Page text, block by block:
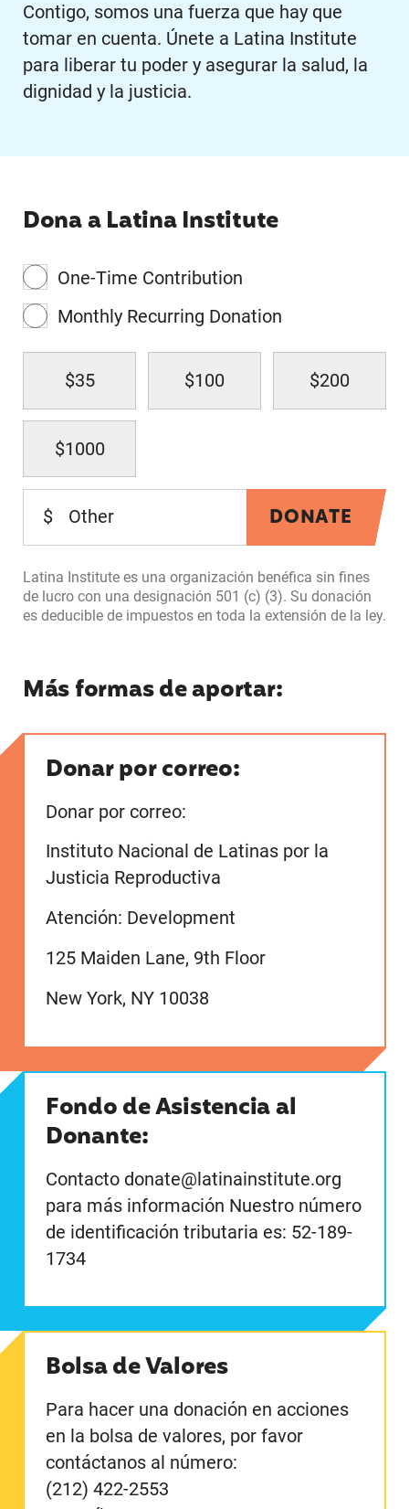
Contigo, somos una fuerza que hay que
tomar en cuenta. Únete a Latina Institute
para liberar tu poder y asegurar la salud, la
dignidad y la justicia.
Dona a Latina Institute
One-Time Contribution
Monthly Recurring Donation
$35 $100 $200
$1000
$ DONATE
Latina Institute es una organización benéfica sin fines
de lucro con una designación 501 (c) (3). Su donación
es deducible de impuestos en toda la extensión de la ley.
Más formas de aportar:
Donar por correo:
Donar por correo:
Instituto Nacional de Latinas por la
Justicia Reproductiva
Atención: Development
125 Maiden Lane, 9th Floor
New York, NY 10038
Fondo de Asistencia al
Donante:
Contacto donate@latinainstitute.org
para más información Nuestro número
de identificación tributaria es: 52-189-
1734
Bolsa de Valores
Para hacer una donación en acciones
en la bolsa de valores, por favor
contáctanos al número:
(212) 422-2553